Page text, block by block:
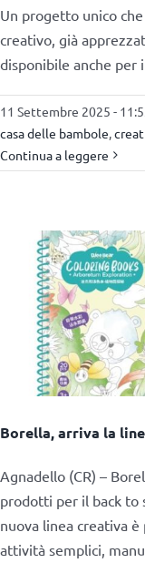
Un progetto unico
creativo, già
disponibile anche per
11 Settembre 2025 -
casa delle bambole
Continua a leggere
Borella, arriva la
Agnadello (CR) –
prodotti per il back to
nuova linea creativa
attività semplici,